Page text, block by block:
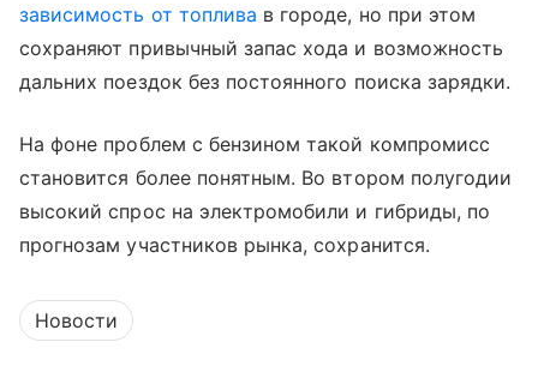
зависимость от топлива в городе, но при этом
сохраняют привычный запас хода и возможность
дальних поездок без постоянного поиска зарядки.
На фоне проблем с бензином такой компромисс
становится более понятным. Во втором полугодии
высокий спрос на электромобили и гибриды, по
прогнозам участников рынка, сохранится.
Новости